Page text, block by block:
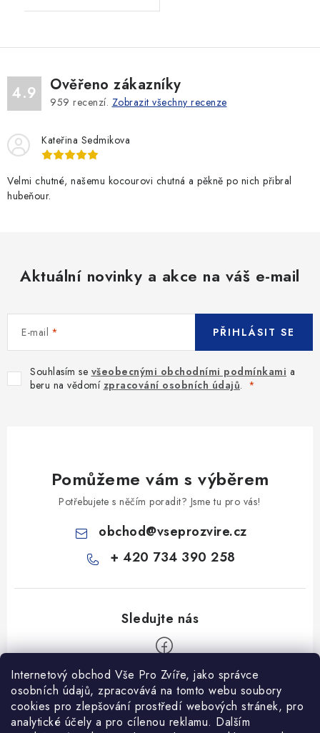
Internetový obchod Vše Pro Zvíře, jako správce
osobních údajů, zpracovává na tomto webu soubory
cookies pro zlepšování prostředí webových stránek, pro
analytické účely a pro cílenou reklamu. Dalším
4.9 Ověřeno zákazníky
959 recenzí. Zobrazit všechny recenze
Kateřina Sedmikova
Velmi chutné, našemu kocourovi chutná a pěkně po nich přibral
hubeňour.
Aktuální novinky a akce na váš e-mail
E-mail
Souhlasím se všeobecnými obchodními podmínkami a
beru na vědomí zpracování osobních údajů.
PŘIHLÁSIT SE
Pomůžeme vám s výběrem
Potřebujete s něčím poradit? Jsme tu pro vás!
obchod@vseprozvire.cz
+ 420 734 390 258
Informace pro Vás